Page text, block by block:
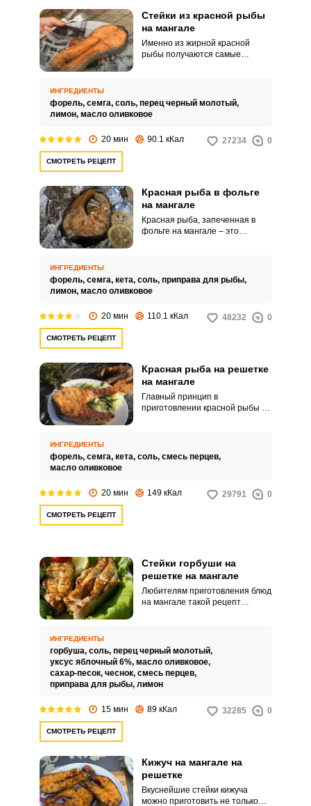
Стейки из красной рыбы
на мангале
Именно из жирной красной
рыбы получаются самые
ИНГРЕДИЕНТЫ
форель, семга, соль, перец черный молотый,
лимон, масло оливковое
20 мин 90.1 кКал 27234 0
СМОТРЕТЬ РЕЦЕПТ
Красная рыба в фольге
на мангале
Красная рыба, запеченная в
фольге на мангале – это
потребуется долго хлопотать и
тратить много времени.
ИНГРЕДИЕНТЫ
форель, семга, кета, соль, приправа для рыбы,
лимон, масло оливковое
20 мин 110.1 кКал 48232 0
СМОТРЕТЬ РЕЦЕПТ
Красная рыба на решетке
на мангале
Главный принцип в
приготовлении красной рыбы на
маринования используем
традиционные
крупную соль и смесь молотых
ИНГРЕДИЕНТЫ
форель, семга, кета, соль, смесь перцев,
масло оливковое
20 мин 149 кКал 29791 0
СМОТРЕТЬ РЕЦЕПТ
Стейки горбуши на
решетке на мангале
Любителям приготовления блюд
на мангале такой рецепт
ИНГРЕДИЕНТЫ
горбуша, соль, перец черный молотый,
уксус яблочный 6%, масло оливковое,
сахар-песок, чеснок, смесь перцев,
приправа для рыбы, лимон
15 мин 89 кКал 32285 0
СМОТРЕТЬ РЕЦЕПТ
Кижуч на мангале на
решетке
Вкуснейшие стейки кижуча
можно приготовить не только